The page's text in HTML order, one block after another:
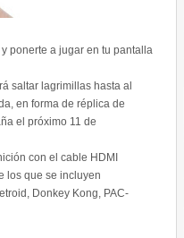
ponerte a jugar en tu pantalla
saltar lagrimillas hasta al
en forma de réplica de
el próximo 11 de
con el cable HDMI
los que se incluyen
Donkey Kong, PAC-